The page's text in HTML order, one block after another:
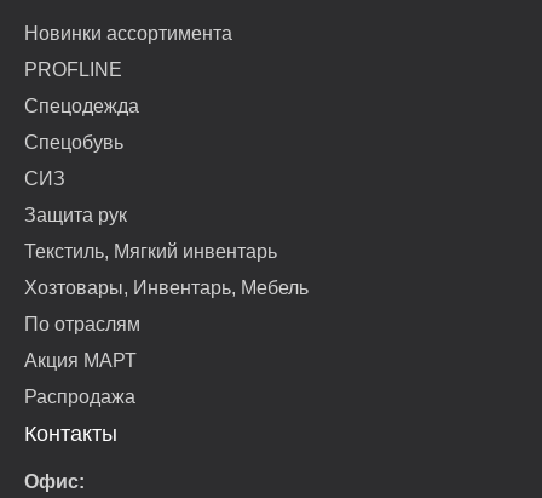
Новинки ассортимента
PROFLINE
Спецодежда
Спецобувь
СИЗ
Защита рук
Текстиль, Мягкий инвентарь
Хозтовары, Инвентарь, Мебель
По отраслям
Акция МАРТ
Распродажа
Контакты
Офис: